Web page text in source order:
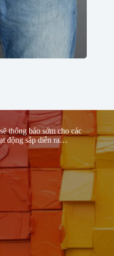
thông báo sớm cho các
động sắp diễn ra…